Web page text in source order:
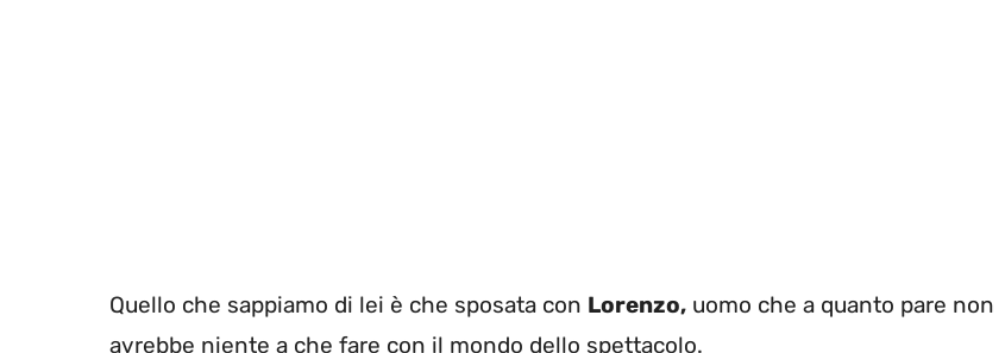
Quello che sappiamo di lei è che sposata con Lorenzo, uomo che a quanto pare non
avrebbe niente a che fare con il mondo dello spettacolo.